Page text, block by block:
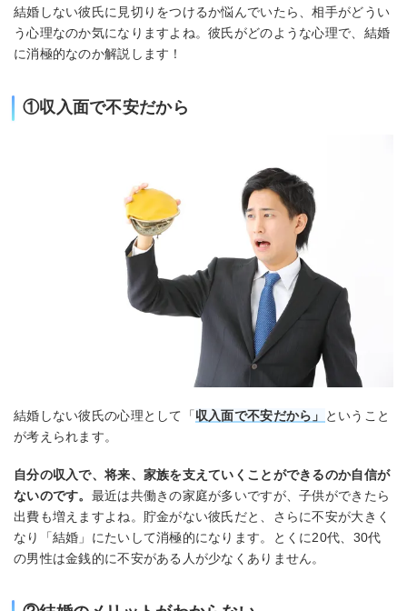
結婚しない彼氏に見切りをつけるか悩んでいたら、相手がどうい
う心理なのか気になりますよね。彼氏がどのような心理で、結婚
に消極的なのか解説します！
①収入面で不安だから
結婚しない彼氏の心理として「収入面で不安だから」
ということ
が考えられます。
自分の収入で、将来、家族を支えていくことができるのか自信が
ないのです。 最近は共働きの家庭が多いですが、子供ができたら
出費も増えますよね。貯金がない彼氏だと、さらに不安が大きく
なり「結婚」にたいして消極的になります。とくに20代、30代
の男性は金銭的に不安がある人が少なくありません。